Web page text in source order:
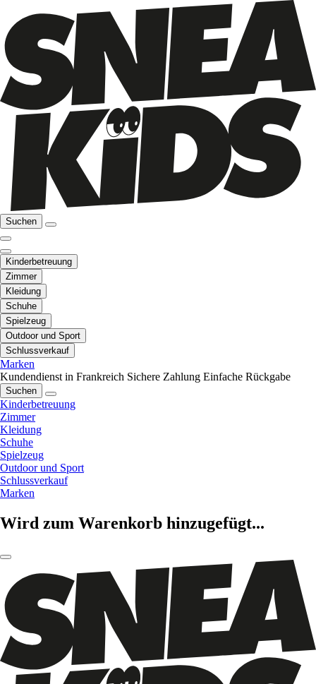
Suchen
Kinderbetreuung
Zimmer
Kleidung
Schuhe
Spielzeug
Outdoor und Sport
Schlussverkauf
Marken
Kundendienst in Frankreich Sichere Zahlung Einfache Rückgabe
Suchen
Kinderbetreuung
Zimmer
Kleidung
Schuhe
Spielzeug
Outdoor und Sport
Schlussverkauf
Marken
Wird zum Warenkorb hinzugefügt...